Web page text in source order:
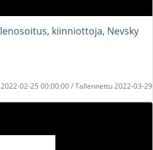
kiinniottoja, Nevsky
2022-02-25 00:00:00 / Tallennettu 2022-03-29